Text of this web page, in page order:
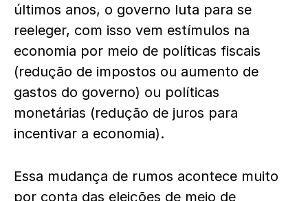
últimos anos, o governo luta para se
reeleger, com isso vem estímulos na
economia por meio de políticas fiscais
(redução de impostos ou aumento de
gastos do governo) ou políticas
monetárias (redução de juros para
incentivar a economia).
Essa mudança de rumos acontece muito
por conta das eleições de meio de